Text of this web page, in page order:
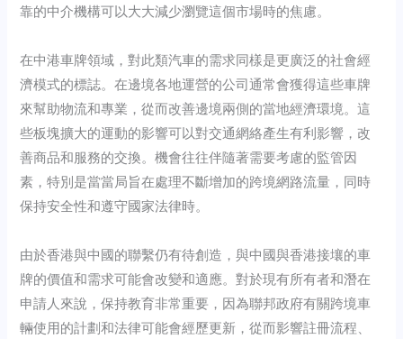
靠的中介機構可以大大減少瀏覽這個市場時的焦慮。
在中港車牌領域，對此類汽車的需求同樣是更廣泛的社會經
濟模式的標誌。在邊境各地運營的公司通常會獲得這些車牌
來幫助物流和專業，從而改善邊境兩側的當地經濟環境。這
些板塊擴大的運動的影響可以對交通網絡產生有利影響，改
善商品和服務的交換。機會往往伴隨著需要考慮的監管因
素，特別是當當局旨在處理不斷增加的跨境網路流量，同時
保持安全性和遵守國家法律時。
由於香港與中國的聯繫仍有待創造，與中國與香港接壤的車
牌的價值和需求可能會改變和適應。對於現有所有者和潛在
申請人來說，保持教育非常重要，因為聯邦政府有關跨境車
輛使用的計劃和法律可能會經歷更新，從而影響註冊流程、